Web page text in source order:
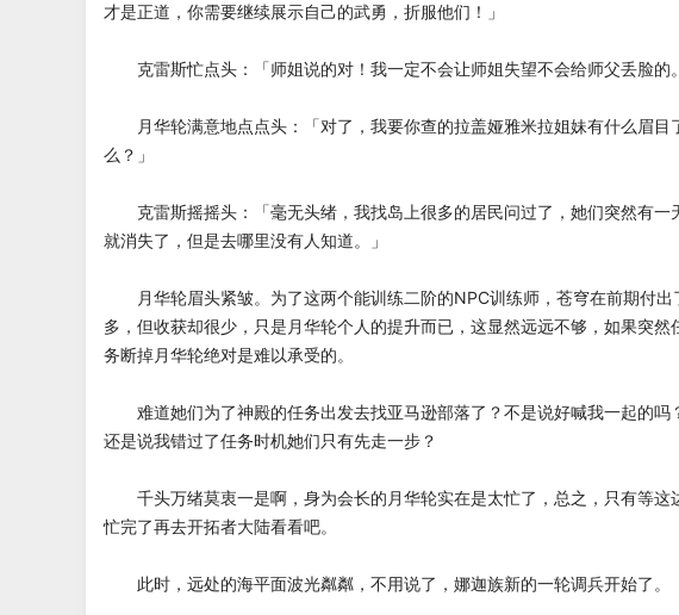
才是正道，你需要继续展示自己的武勇，折服他们！」
克雷斯忙点头：「师姐说的对！我一定不会让师姐失望不会给师父丢脸的
月华轮满意地点点头：「对了，我要你查的拉盖娅雅米拉姐妹有什么眉目
么？」
克雷斯摇摇头：「毫无头绪，我找岛上很多的居民问过了，她们突然有一
就消失了，但是去哪里没有人知道。」
月华轮眉头紧皱。为了这两个能训练二阶的NPC训练师，苍穹在前期付出
多，但收获却很少，只是月华轮个人的提升而已，这显然远远不够，如果突然
务断掉月华轮绝对是难以承受的。
难道她们为了神殿的任务出发去找亚马逊部落了？不是说好喊我一起的吗
还是说我错过了任务时机她们只有先走一步？
千头万绪莫衷一是啊，身为会长的月华轮实在是太忙了，总之，只有等这
忙完了再去开拓者大陆看看吧。
此时，远处的海平面波光粼粼，不用说了，娜迦族新的一轮调兵开始了。